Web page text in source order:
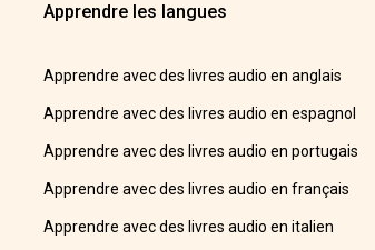
Apprendre les langues
Apprendre avec des livres audio en anglais
Apprendre avec des livres audio en espagnol
Apprendre avec des livres audio en portugais
Apprendre avec des livres audio en français
Apprendre avec des livres audio en italien